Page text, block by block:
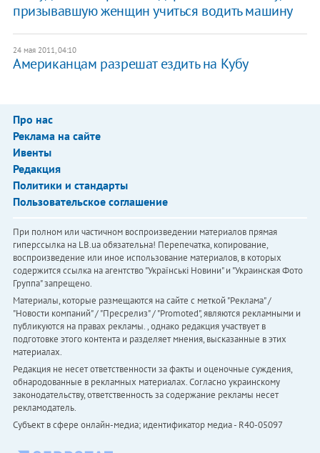
призывавшую женщин учиться водить машину
24 мая 2011, 04:10
Американцам разрешат ездить на Кубу
Про нас
Реклама на сайте
Ивенты
Редакция
Политики и стандарты
Пользовательское соглашение
При полном или частичном воспроизведении материалов прямая
гиперссылка на LB.ua обязательна! Перепечатка, копирование,
воспроизведение или иное использование материалов, в которых
содержится ссылка на агентство "Українськi Новини" и "Украинская Фото
Группа" запрещено.
Материалы, которые размещаются на сайте с меткой "Реклама" /
"Новости компаний" / "Пресрелиз" / "Promoted", являются рекламными и
публикуются на правах рекламы. , однако редакция участвует в
подготовке этого контента и разделяет мнения, высказанные в этих
материалах.
Редакция не несет ответственности за факты и оценочные суждения,
обнародованные в рекламных материалах. Согласно украинскому
законодательству, ответственность за содержание рекламы несет
рекламодатель.
Субъект в сфере онлайн-медиа; идентификатор медиа - R40-05097